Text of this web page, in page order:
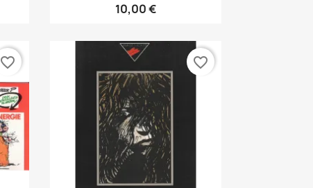
10,00 €
favorite_border favorite_border